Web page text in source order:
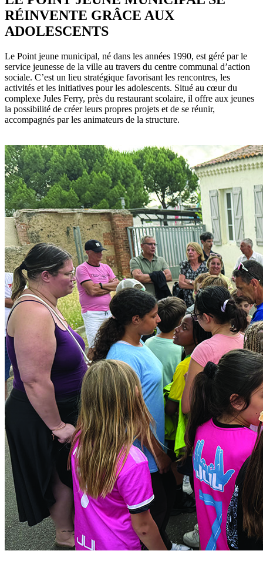
RÉINVENTE GRÂCE AUX
ADOLESCENTS
Le Point jeune municipal, né dans les années 1990, est géré par le
service jeunesse de la ville au travers du centre communal d’action
sociale. C’est un lieu stratégique favorisant les rencontres, les
activités et les initiatives pour les adolescents. Situé au cœur du
complexe Jules Ferry, près du restaurant scolaire, il offre aux jeunes
la possibilité de créer leurs propres projets et de se réunir,
accompagnés par les animateurs de la structure.